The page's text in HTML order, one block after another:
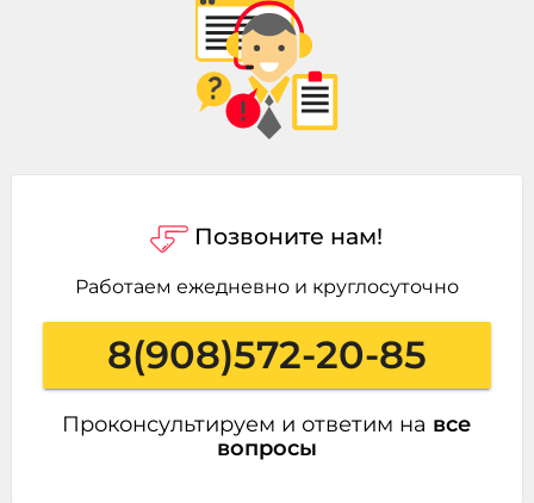
Позвоните нам!
Работаем ежедневно и круглосуточно
8(908)572-20-85
Проконсультируем и ответим на все
вопросы